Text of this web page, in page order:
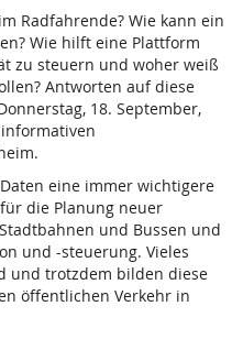
Radfahrende? Wie kann ein
Wie hilft eine Plattform
zu steuern und woher weiß
Antworten auf diese
18. September,
eine immer wichtigere
die Planung neuer
und Bussen und
und -steuerung. Vieles
und trotzdem bilden diese
öffentlichen Verkehr in